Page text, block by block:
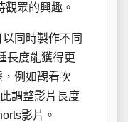
觀眾的興趣。
同時製作不同
長度能獲得更
例如觀看次
調整影片長度
影片。